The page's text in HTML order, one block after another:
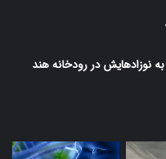
نوزادهایش در رودخانه هند